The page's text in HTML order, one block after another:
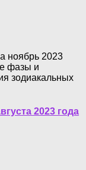
ноябрь 2023
фазы и
зодиакальных
2023 года